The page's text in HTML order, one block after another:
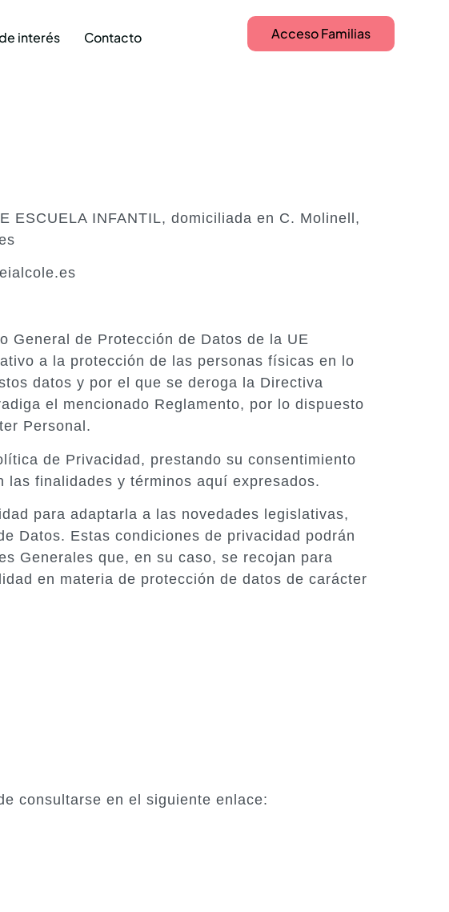
interés Contacto Acceso Familias
ESCUELA INFANTIL, domiciliada en C. Molinell,
General de Protección de Datos de la UE
a la protección de las personas físicas en lo
datos y por el que se deroga la Directiva
el mencionado Reglamento, por lo dispuesto
Personal.
de Privacidad, prestando su consentimiento
finalidades y términos aquí expresados.
para adaptarla a las novedades legislativas,
Datos. Estas condiciones de privacidad podrán
Generales que, en su caso, se recojan para
en materia de protección de datos de carácter
consultarse en el siguiente enlace: